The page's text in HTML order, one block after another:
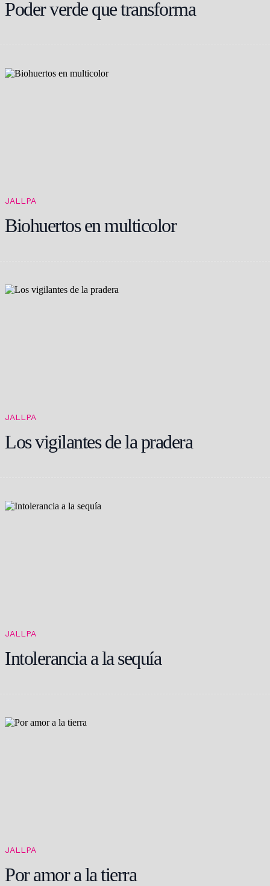
Poder verde que transforma
JALLPA
Biohuertos en multicolor
JALLPA
Los vigilantes de la pradera
JALLPA
Intolerancia a la sequía
JALLPA
Por amor a la tierra